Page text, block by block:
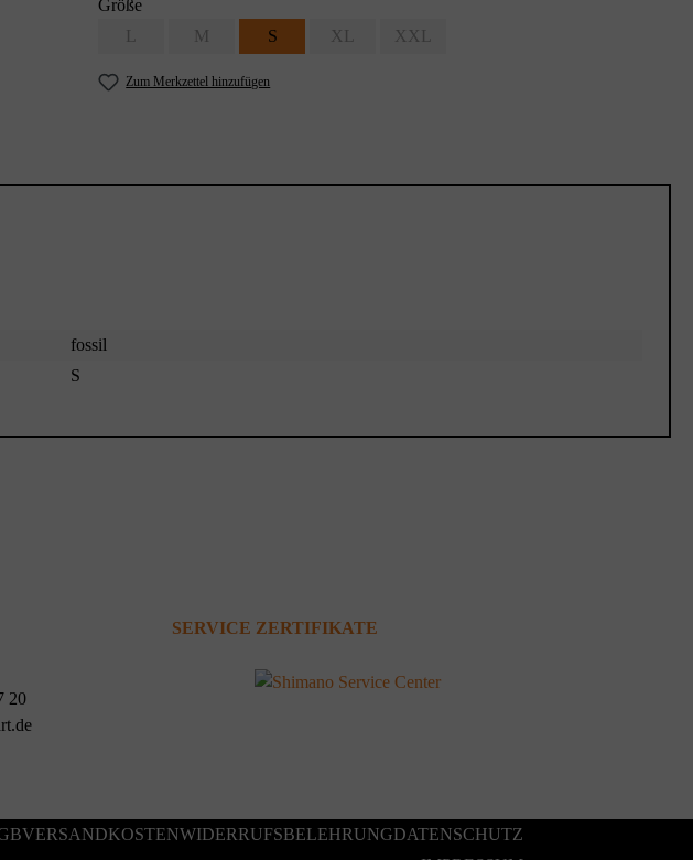
Größe
L
M S XL XXL
Zum Merkzettel hinzufügen
fossil
S
20
SERVICE ZERTIFIKATE
VERSANDKOSTENWIDERRUFSBELEHRUNGDATENSCHUTZ